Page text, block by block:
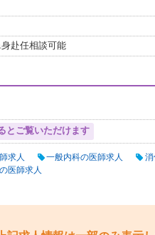
赴任相談可能
とご覧いただけます
求人 一般内科の医師求人
消
医師求人